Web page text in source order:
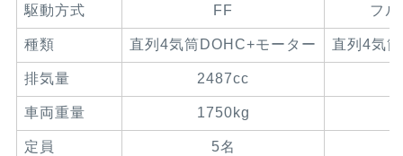
駆動方式 FF フ
種類 直列4気筒DOHC+モーター 直列4気
排気量 2487cc
車両重量 1750kg
定員 5名